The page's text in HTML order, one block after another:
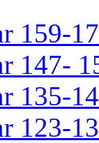
159-
147-
135-
123-